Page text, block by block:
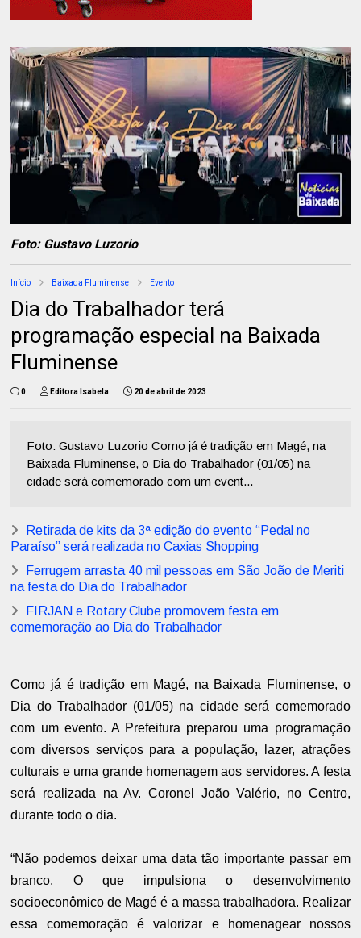
Foto: Gustavo Luzorio
Início Baixada Fluminense Evento
Dia do Trabalhador terá
programação especial na Baixada
Fluminense
0 Editora Isabela 20 de abril de 2023
Foto: Gustavo Luzorio Como já é tradição em Magé, na
Baixada Fluminense, o Dia do Trabalhador (01/05) na
cidade será comemorado com um event...
Retirada de kits da 3ª edição do evento “Pedal no
Paraíso” será realizada no Caxias Shopping
Ferrugem arrasta 40 mil pessoas em São João de Meriti
na festa do Dia do Trabalhador
FIRJAN e Rotary Clube promovem festa em
comemoração ao Dia do Trabalhador
Como já é tradição em Magé, na Baixada Fluminense, o
Dia do Trabalhador (01/05) na cidade será comemorado
com um evento. A Prefeitura preparou uma programação
com diversos serviços para a população, lazer, atrações
culturais e uma grande homenagem aos servidores. A festa
será realizada na Av. Coronel João Valério, no Centro,
durante todo o dia.
“Não podemos deixar uma data tão importante passar em
branco. O que impulsiona o desenvolvimento
socioeconômico de Magé é a massa trabalhadora. Realizar
essa comemoração é valorizar e homenagear nossos